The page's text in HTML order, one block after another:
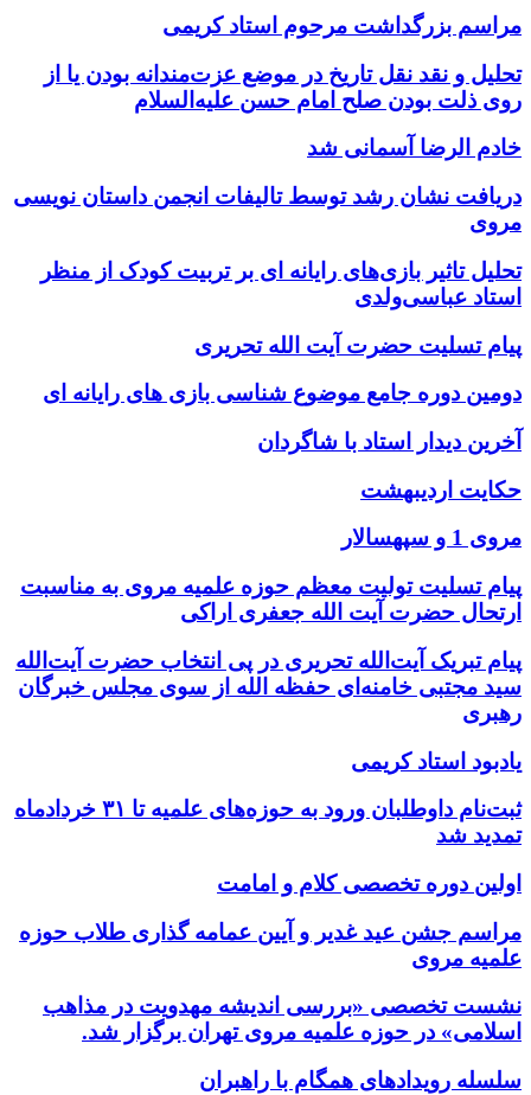
مراسم بزرگداشت مرحوم استاد کریمی
تحلیل و نقد نقل تاریخ در موضع عزت‌مندانه بودن یا از
روی ذلت بودن صلح امام حسن علیه‌السلام
خادم الرضا آسمانی شد
دریافت نشان رشد توسط تالیفات انجمن داستان نویسی
مروی
تحلیل تاثیر بازی‌های رایانه ای بر تربیت کودک از منظر
استاد عباسی‌ولدی
پیام تسلیت حضرت آیت الله تحریری
دومین دوره جامع موضوع شناسی بازی های رایانه ای
آخرین دیدار استاد با شاگردان
حکایت اردیبهشت
مروی 1 و سپهسالار
پیام تسلیت تولیت معظم حوزه علمیه مروی به مناسبت
ارتحال حضرت آیت الله جعفری اراکی
پیام تبریک آیت‌الله تحریری در پی انتخاب حضرت آیت‌الله
سید مجتبی خامنه‌ای حفظه الله از سوی مجلس خبرگان
رهبری
یادبود استاد کریمی
ثبت‌نام داوطلبان ورود به حوزه‌های علمیه تا ۳۱ خردادماه
تمدید شد
اولین دوره تخصصی کلام و امامت
مراسم جشن عید غدیر و آیین عمامه گذاری طلاب حوزه
علمیه مروی
نشست تخصصی «بررسی اندیشه مهدویت در مذاهب
اسلامی» در حوزه علمیه مروی تهران برگزار شد.
سلسله رویدادهای همگام با راهبران